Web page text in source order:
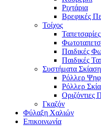
Ριχτάρια
Βρεφικές
Τοίχος
Ταπετσαρίες
Παιδικές
Παιδικές
Συστήματα
Ρόλλερ
Ρόλλερ
Οριζόντιες
Γκαζόν
Φύλαξη Χαλιών
Επικοινωνία